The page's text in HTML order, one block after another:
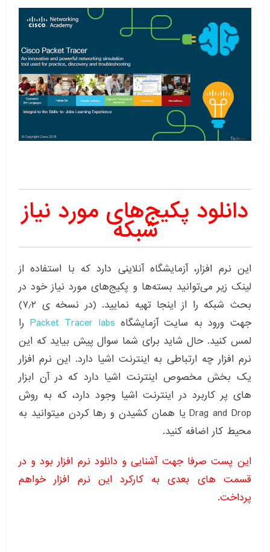
دانلود پکیج‌های مورد نیاز
شبکه
این نرم افزار، آزمایشگاه آنلاینی دارد که با استفاده از
لینک زیر می‌توانید بسته‌ها و پکیج‌های مورد نیاز خود در
بحث شبکه را از اینجا تهیه نمایید. (در نسخه ی ۷٫۲)
جهت ورود به سایت آزمایشگاه Packet Tracer labs را
لمس کنید. حال شاید برای شما سوال پیش بیاید که این
نرم افزار چه ارتباطی به اینترنت اشیا دارد. این نرم افزار
یک بخش مخصوص اینترنت اشیا دارد که در آن ابزار
های پر کاربرد در اینترنت اشیا وجود دارد، که به روش
Drag and Drop یا همان کشیدن و رها کردن میتوانید به
محیط کار اضافه کنید.
این پست صرفا جهت آشنایی و دانلود نرم افزار بود و در
قسمت های بعدی به کارکرد این نرم افزار خواهم
پرداخت.